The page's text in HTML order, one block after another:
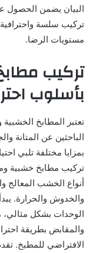
البيان يضمن الحصول
تركيب سلسة
مستويات الرضا.
تركيب
بأسلوب
تعتبر المطابخ الخشبية
الباحثين عن المتانة
بمزايا مختلفة تلبي
تركيب مطابخ خشبية
أنواع الخشب المعالج
والخدوش والحرارة.
الوحدات بشكل مثالي،
والمقابض بطريقة
الافتراضي للمطبخ.